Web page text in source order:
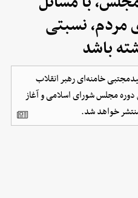
مردم، نسبتی
باشد
خامنه‌ای رهبر انقلاب
دوره مجلس شورای اسلامی و آغاز
خواهد شد.